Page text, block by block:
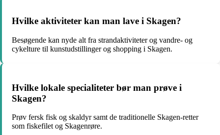
Hvilke aktiviteter kan man lave i Skagen?
Besøgende kan nyde alt fra strandaktiviteter og vandre- og
cykelture til kunstudstillinger og shopping i Skagen.
Hvilke lokale specialiteter bør man prøve i
Skagen?
Prøv fersk fisk og skaldyr samt de traditionelle Skagen-retter
som fiskefilet og Skagenrøre.